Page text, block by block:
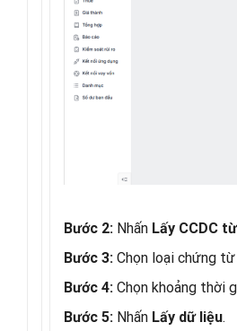
Bước 2: Nhấn Lấy CCDC
Bước 3: Chọn loại chứng
Bước 4: Chọn khoảng thời
Bước 5: Nhấn Lấy dữ liệu.